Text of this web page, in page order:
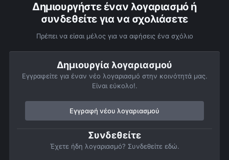
Δημιουργήστε έναν λογαριασμό ή
συνδεθείτε για να σχολιάσετε
Πρέπει να είσαι μέλος για να αφήσεις ένα σχόλιο
Δημιουργία λογαριασμού
Εγγραφείτε για έναν νέο λογαριασμό στην κοινότητά μας.
Είναι εύκολο!.
Εγγραφή νέου λογαριασμού
Συνδεθείτε
Έχετε ήδη λογαριασμό? Συνδεθείτε εδώ.